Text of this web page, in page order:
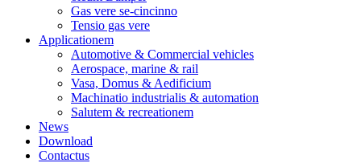
Gas vere se-cincinno
Tensio gas vere
Applicationem
Automotive & Commercial vehicles
Aerospace, marine & rail
Vasa, Domus & Aedificium
Machinatio industrialis & automation
Salutem & recreationem
News
Download
Contactus